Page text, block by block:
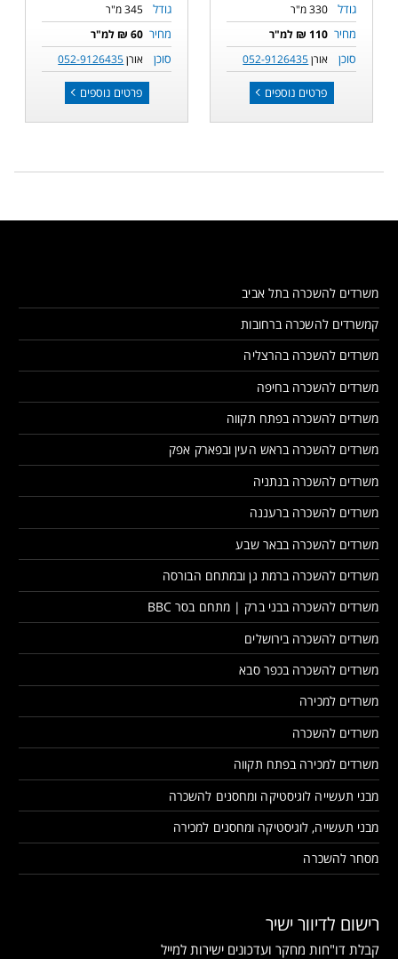
גודל 330 מ"ר
מחיר 110 ₪ למ"ר
סוכן אורן052-9126435
פרטים נוספים
גודל 345 מ"ר
מחיר 60 ₪ למ"ר
סוכן אורן052-9126435
פרטים נוספים
משרדים להשכרה בתל אביב
קמשרדים להשכרה ברחובות
משרדים להשכרה בהרצליה
משרדים להשכרה בחיפה
משרדים להשכרה בפתח תקווה
משרדים להשכרה בראש העין ובפארק אפק
משרדים להשכרה בנתניה
משרדים להשכרה ברעננה
משרדים להשכרה בבאר שבע
משרדים להשכרה ברמת גן ובמתחם הבורסה
משרדים להשכרה בבני ברק | מתחם בסר BBC
משרדים להשכרה בירושלים
משרדים להשכרה בכפר סבא
משרדים למכירה
משרדים להשכרה
משרדים למכירה בפתח תקווה
מבני תעשייה לוגיסטיקה ומחסנים להשכרה
מבני תעשייה, לוגיסטיקה ומחסנים למכירה
מסחר להשכרה
רישום לדיוור ישיר
קבלת דו"חות מחקר ועדכונים ישירות למייל